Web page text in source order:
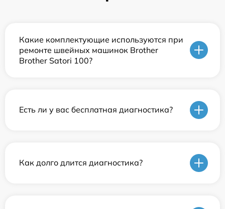
Какие комплектующие используются при
ремонте швейных машинок Brother
Brother Satori 100?
Есть ли у вас бесплатная диагностика?
Как долго длится диагностика?